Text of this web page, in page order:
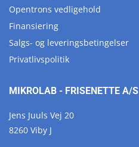
Opentrons vedligehold
Finansiering
Salgs- og leveringsbetingelser
Privatlivspolitik
MIKROLAB - FRISENETTE A/S
Jens Juuls Vej 20
8260 Viby J